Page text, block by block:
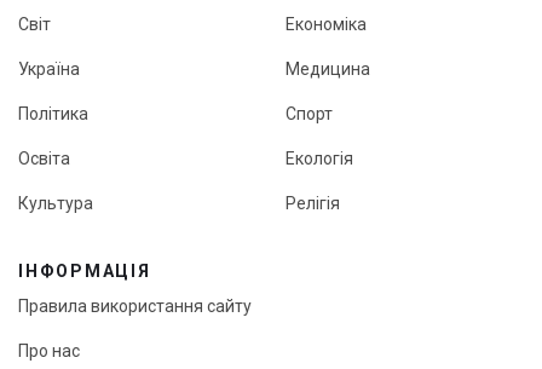
Світ
Україна
Політика
Освіта
Культура
Економіка
Медицина
Спорт
Екологія
Релігія
ІНФОРМАЦІЯ
Правила використання сайту
Про нас